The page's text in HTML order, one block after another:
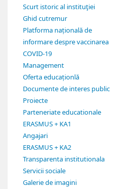
Scurt istoric al instituţiei
Ghid cutremur
Platforma națională de
informare despre vaccinarea
COVID-19
Management
Oferta educaționlă
Documente de interes public
Proiecte
Parteneriate educationale
ERASMUS + KA1
Angajari
ERASMUS + KA2
Transparenta institutionala
Servicii sociale
Galerie de imagini